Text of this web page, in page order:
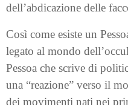
dell’abdicazione delle
Così come esiste un
legato al mondo
Pessoa che scrive di
una “reazione” verso il
dei movimenti nati nei